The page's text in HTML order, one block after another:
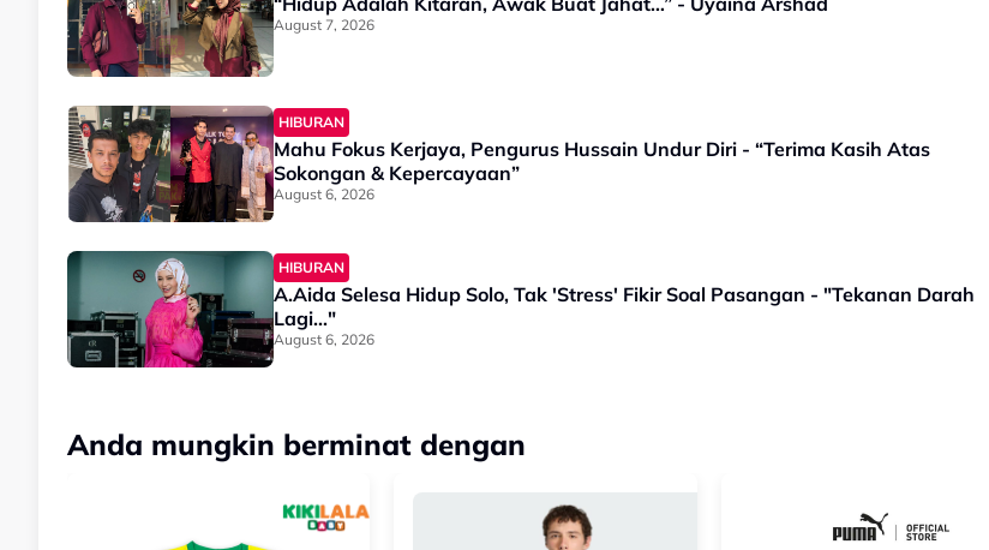
August 7, 2026
HIBURAN
Mahu Fokus Kerjaya, Pengurus Hussain Undur Diri - “Terima Kasih Atas
Sokongan & Kepercayaan”
August 6, 2026
HIBURAN
A.Aida Selesa Hidup Solo, Tak 'Stress' Fikir Soal Pasangan - "Tekanan Darah
Lagi..."
August 6, 2026
Anda mungkin berminat dengan